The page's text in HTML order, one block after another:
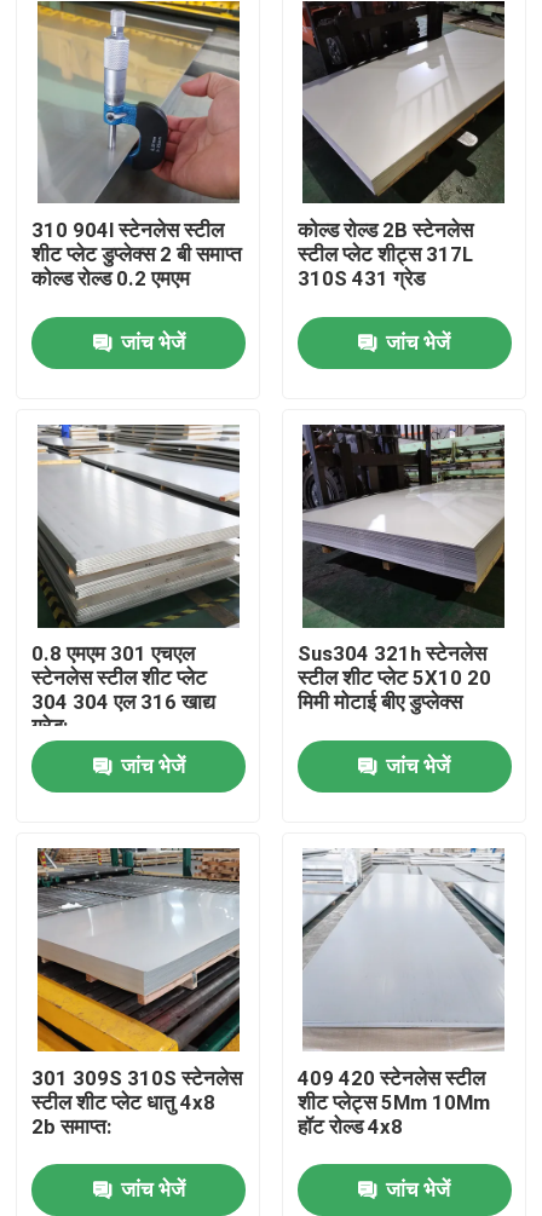
उत्पाद
वीडियो
हमारे बारे में
गुणवत्ता नियंत्रण
हमसे संपर्क करें
उद्धरण मांगें
स्टेनलेस स्टील का तार
स्टेनलेस स्टील पट्टी
310 904l स्टेनलेस स्टील
शीट प्लेट डुप्लेक्स 2 बी समाप्त
कोल्ड रोल्ड 0.2 एमएम
जांच भेजें
कोल्ड रोल्ड 2B स्टेनलेस
स्टील प्लेट शीट्स 317L
310S 431 ग्रेड
जांच भेजें
0.8 एमएम 301 एचएल
स्टेनलेस स्टील शीट प्लेट
304 304 एल 316 खाद्य
ग्रेड:
जांच भेजें
Sus304 321h स्टेनलेस
स्टील शीट प्लेट 5X10 20
मिमी मोटाई बीए डुप्लेक्स
जांच भेजें
301 309S 310S स्टेनलेस
स्टील शीट प्लेट धातु 4x8
2b समाप्त:
जांच भेजें
409 420 स्टेनलेस स्टील
शीट प्लेट्स 5Mm 10Mm
हॉट रोल्ड 4x8
जांच भेजें